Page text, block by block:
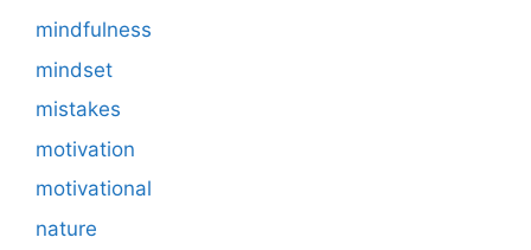
mindfulness
mindset
mistakes
motivation
motivational
nature